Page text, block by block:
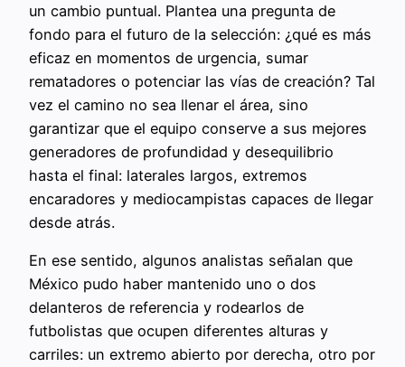
un cambio puntual. Plantea una pregunta de
fondo para el futuro de la selección: ¿qué es más
eficaz en momentos de urgencia, sumar
rematadores o potenciar las vías de creación? Tal
vez el camino no sea llenar el área, sino
garantizar que el equipo conserve a sus mejores
generadores de profundidad y desequilibrio
hasta el final: laterales largos, extremos
encaradores y mediocampistas capaces de llegar
desde atrás.
En ese sentido, algunos analistas señalan que
México pudo haber mantenido uno o dos
delanteros de referencia y rodearlos de
futbolistas que ocupen diferentes alturas y
carriles: un extremo abierto por derecha, otro por